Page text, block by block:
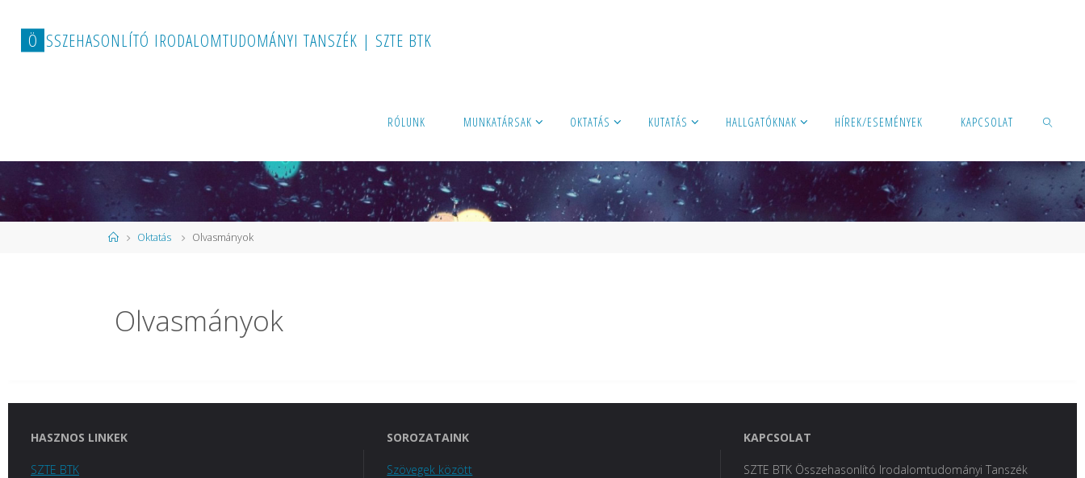
Ö SSZEHASONL ÍTÓ IRODAL OMTUDOMÁNYI TANSZÉK | SZTE BTK
RÓLUNK MUNKATÁRSAK OKTATÁS KUTATÁS HALLGATÓKNAK HÍREK/ESEMÉNYEK KAPCSOLAT
KERESÉS
Kezdőlap
Oktatás Olvasmányok
Olvasmányok
HASZNOS LINKEK
SZTE BTK
SOROZATAINK
Szövegek között
KAPCSOLAT
SZTE BTK Összehasonlító Irodalomtudományi Tanszék